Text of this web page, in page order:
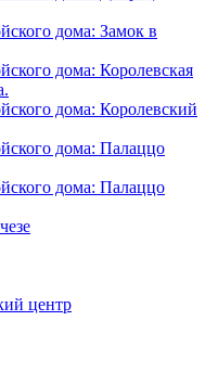
дома: Замок в
дома: Королевская
дома: Королевский
дома: Палаццо
дома: Палаццо
центр